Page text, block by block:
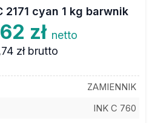
2171 cyan 1 kg barwnik
zł netto
zł brutto
ZAMIENNIK
INK C 760